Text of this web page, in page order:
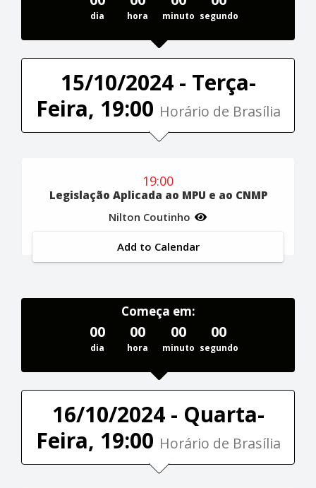
dia hora minuto segundo
15/10/2024 - Terça-
Feira, 19:00 Horário de Brasília
19:00
Legislação Aplicada ao MPU e ao CNMP
Nilton Coutinho
Add to Calendar
Começa em:
00
dia
00
hora
00
minuto
00
segundo
16/10/2024 - Quarta-
Feira, 19:00 Horário de Brasília